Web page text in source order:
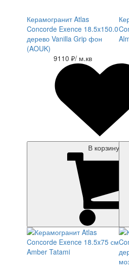
Керамогранит Atlas
Concorde Exence 18.5x150.0
дерево Vanilla Grip фон
(AOUK)
9110 ₽/ м.кв
В корзину